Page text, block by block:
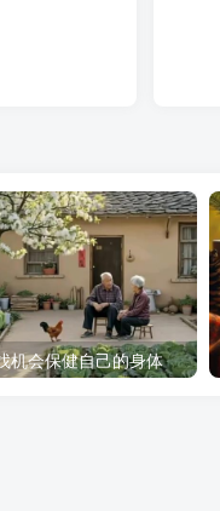
机会保健自己的身体